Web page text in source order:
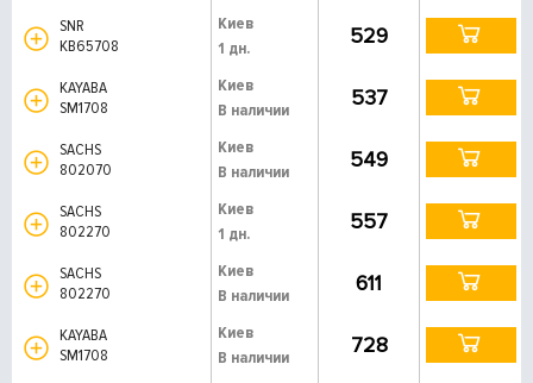
SNR
KB65708
Киев
1 дн.
529
KAYABA
SM1708
Киев
В наличии
537
SACHS
802070
Киев
В наличии
549
SACHS
802270
Киев
1 дн.
557
SACHS
802270
Киев
В наличии
611
KAYABA
SM1708
Киев
В наличии
728